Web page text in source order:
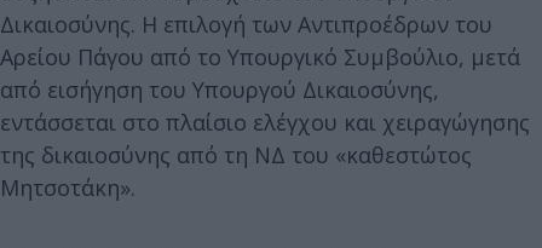
Δικαιοσύνης. Η επιλογή των Αντιπροέδρων του
Αρείου Πάγου από το Υπουργικό Συμβούλιο, μετά
από εισήγηση του Υπουργού Δικαιοσύνης,
εντάσσεται στο πλαίσιο ελέγχου και χειραγώγησης
της δικαιοσύνης από τη ΝΔ του «καθεστώτος
Μητσοτάκη».